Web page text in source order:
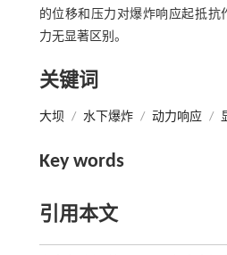
的位移和压力对爆炸响应起抵抗
力无显著区别。
关键词
大坝 / 水下爆炸 / 动力响应 /
Key words
引用本文